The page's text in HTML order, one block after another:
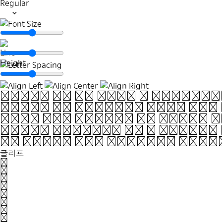
Regular
Think of it like a well-
vase. It doesn’t just
owns its space. NU Plumb
same. Whether on a
it holds its ground,
sense of presence and
It’s not just about
it’s about standing
글리프
A
B
C
D
E
F
G
H